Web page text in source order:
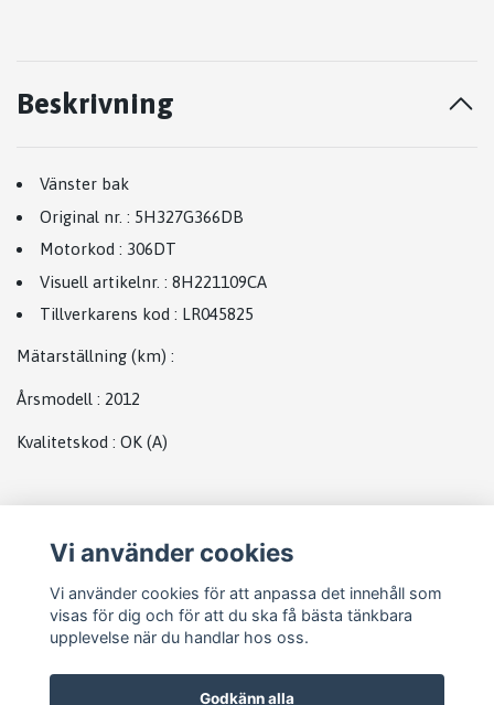
Beskrivning
Vänster bak
Original nr. : 5H327G366DB
Motorkod : 306DT
Visuell artikelnr. : 8H221109CA
Tillverkarens kod : LR045825
Mätarställning (km) :
Årsmodell : 2012
Kvalitetskod : OK (A)
Vi använder cookies
Vi använder cookies för att anpassa det innehåll som
visas för dig och för att du ska få bästa tänkbara
upplevelse när du handlar hos oss.
Godkänn alla